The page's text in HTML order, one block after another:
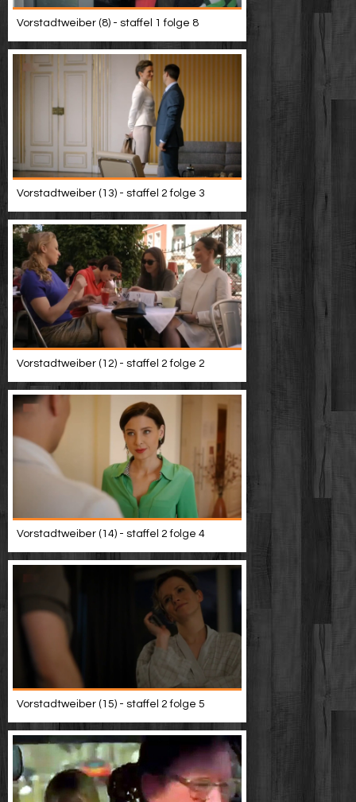
Vorstadtweiber (8) - staffel 1 folge 8
Vorstadtweiber (13) - staffel 2 folge 3
Vorstadtweiber (12) - staffel 2 folge 2
Vorstadtweiber (14) - staffel 2 folge 4
Vorstadtweiber (15) - staffel 2 folge 5